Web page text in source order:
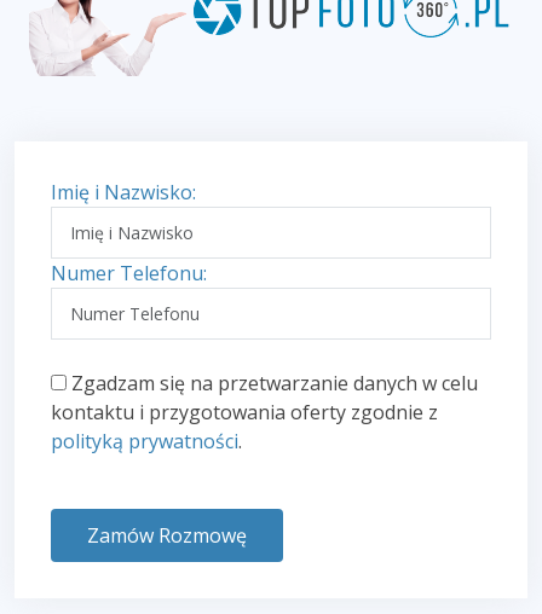
Imię i Nazwisko:
Numer Telefonu:
Zgadzam się na przetwarzanie danych w celu
kontaktu i przygotowania oferty zgodnie z
polityką prywatności.
Zamów Rozmowę